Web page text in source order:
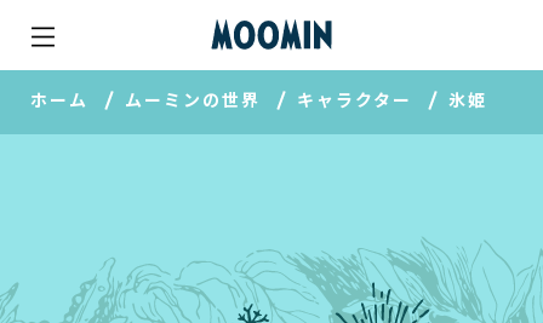
ホーム ムーミンの世界 キャラクター 氷姫